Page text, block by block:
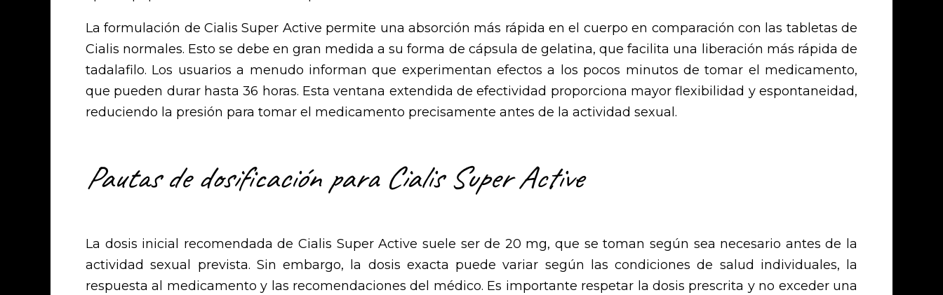
La formulación de Cialis Super Active permite una absorción más rápida en el cuerpo en comparación con las tabletas de
Cialis normales. Esto se debe en gran medida a su forma de cápsula de gelatina, que facilita una liberación más rápida de
tadalafilo. Los usuarios a menudo informan que experimentan efectos a los pocos minutos de tomar el medicamento,
que pueden durar hasta 36 horas. Esta ventana extendida de efectividad proporciona mayor flexibilidad y espontaneidad,
reduciendo la presión para tomar el medicamento precisamente antes de la actividad sexual.
Pautas de dosificación para Cialis Super Active
La dosis inicial recomendada de Cialis Super Active suele ser de 20 mg, que se toman según sea necesario antes de la
actividad sexual prevista. Sin embargo, la dosis exacta puede variar según las condiciones de salud individuales, la
respuesta al medicamento y las recomendaciones del médico. Es importante respetar la dosis prescrita y no exceder una